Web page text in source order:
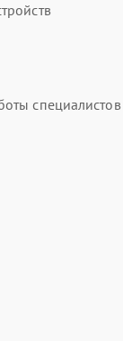
специалистов